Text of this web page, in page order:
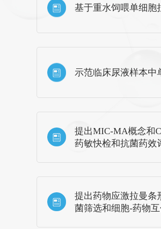
基于重水饲喂单细胞
示范临床尿液样本中
提出MIC-MA概念和
药敏快检和抗菌药效
提出药物应激拉曼条
菌筛选和细胞-药物